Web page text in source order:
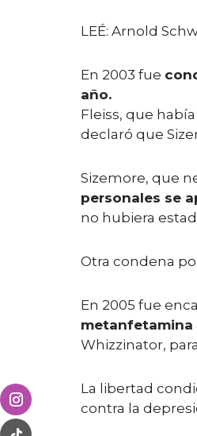
LEÉ: Arnold
En 2003 fue
año.
Fleiss, que
declaró que
Sizemore, que
personales se
no hubiera
Otra condena
En 2005 fue
metanfetamina
Whizzinator,
La libertad
contra la